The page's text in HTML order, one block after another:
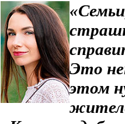
Это
этом